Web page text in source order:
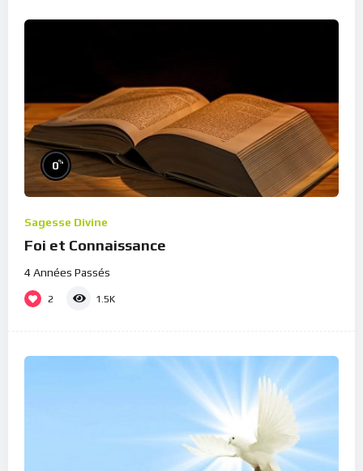
0%
Sagesse Divine
Foi et Connaissance
4 Années Passés
2 1.5K